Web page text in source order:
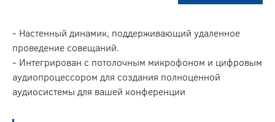
- Настенный динамик, поддерживающий удаленное
проведение совещаний.
- Интегрирован с потолочным микрофоном и цифровым
аудиопроцессором для создания полноценной
аудиосистемы для вашей конференции